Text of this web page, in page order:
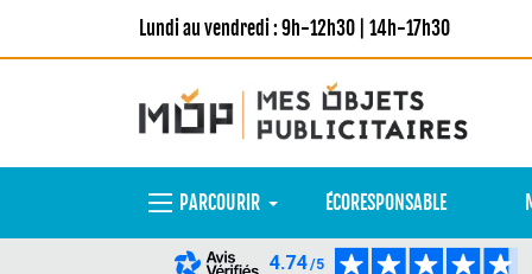
Lundi au vendredi : 9h-12h30 | 14h-17h30
PARCOURIR ÉCORESPONSABLE
4.74/5